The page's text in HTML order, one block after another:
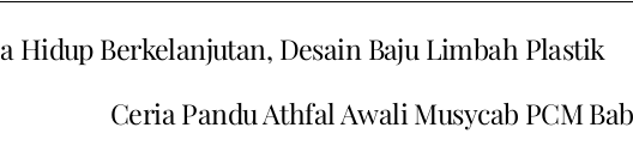
Hidup Berkelanjutan, Desain Baju Limbah Plastik
Ceria Pandu Athfal Awali Musycab PCM